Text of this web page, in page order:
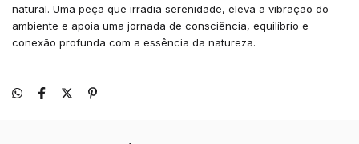
natural. Uma peça que irradia serenidade, eleva a vibração do
ambiente e apoia uma jornada de consciência, equilíbrio e
conexão profunda com a essência da natureza.